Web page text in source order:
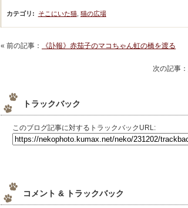
カテゴリ : そこにいた猫, 猫の広場
« 前の記事： 《訃報》赤茄子のマコちゃん虹の橋を渡る
次の記事：
トラックバック
このブログ記事に対するトラックバックURL:
コメント & トラックバック